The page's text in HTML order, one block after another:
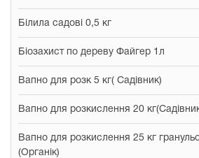
Білила садові 0,5 кг
Біозахист по дереву Файгер 1л
Вапно для розк 5 кг( Садівник)
Вапно для розкислення 20
Вапно для розкислення 25 кг
(Органік)